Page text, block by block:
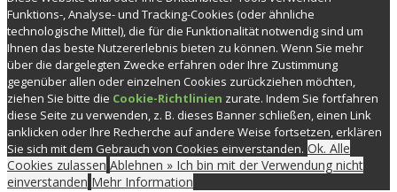
Funktions-, Analyse- und Tracking-Cookies (oder ähnliche
technologische Mittel), die für die Funktionalität notwendig sind um
Ihnen das beste Nutzererlebnis bieten zu können. Wenn Sie mehr
über die dargelegten Zwecke erfahren oder Ihre Zustimmung
gegenüber allen oder einzelnen Cookies zurückziehen möchten,
ziehen Sie bitte die Cookie-Richtlinien zurate. Indem Sie fortfahren
diese Seite zu verwenden, z. B. dieses Banner schließen, einen Link
anklicken oder Ihre Recherche auf andere Weise fortsetzen, erklären
Sie sich mit dem Gebrauch von Cookies einverstanden. Ok. Alle
Cookies zulassen Ablehnen » Ich bin mit der Verwendung nicht
einverstanden Mehr Information